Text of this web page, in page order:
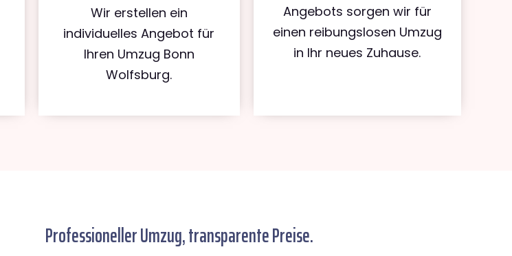
Wir erstellen ein
individuelles Angebot für
Ihren Umzug Bonn
Wolfsburg.
Angebots sorgen wir für
einen reibungslosen Umzug
in Ihr neues Zuhause.
Professioneller Umzug, transparente Preise.